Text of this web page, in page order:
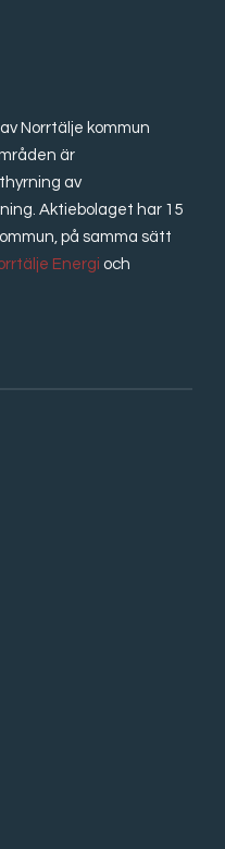
Norrtälje kommun
är
av
Aktiebolaget har 15
på samma sätt
Energi och